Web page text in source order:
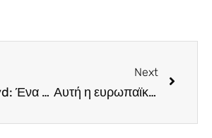
Pink Floyd: Ένα καθηλωτικό οπτικοακουστικό αφιέρωμα, για πρώτη φορά στην Κύπρο
Next
Αυτή η ευρωπαϊκή πόλη ανακηρύχθηκε η πιο ευτυχισμένη στον πλανήτη και υπάρχει λόγος